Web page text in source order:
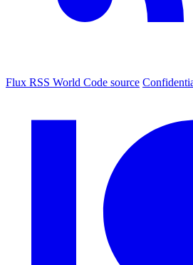
Flux RSS World Code source